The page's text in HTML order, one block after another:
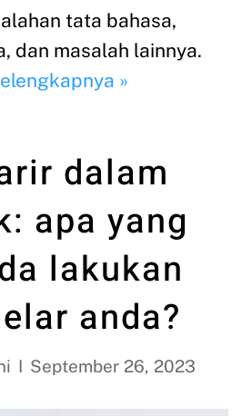
tata bahasa,
dan masalah lainnya.
»
dalam
apa yang
lakukan
anda?
September 26, 2023